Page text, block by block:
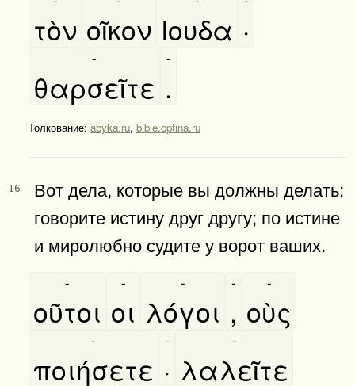
τὸν οῖκον Ιουδα ·
θαρσεῖτε
-
.
-
Толкование: abyka.ru, bible.optina.ru
16
Вот дела, которые вы должны делать:
говорите истину друг другу; по истине
и миролюбно судите у ворот ваших.
οῦτοι
-
οι
-
λόγοι
-
,
-
οὺς
-
ποιήσετε
-
·
-
λαλεῖτε
-